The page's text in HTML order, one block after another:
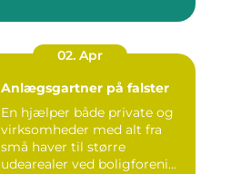
02. Apr
Anlægsgartner på falster
En hjælper både private og
virksomheder med alt fra
små haver til større
udearealer ved boligforeni...